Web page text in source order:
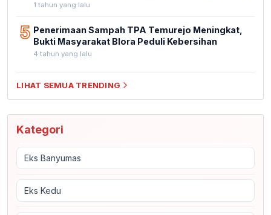
1 tahun yang lalu
5 Penerimaan Sampah TPA Temurejo Meningkat,
Bukti Masyarakat Blora Peduli Kebersihan
4 tahun yang lalu
LIHAT SEMUA TRENDING
Kategori
Eks Banyumas
Eks Kedu